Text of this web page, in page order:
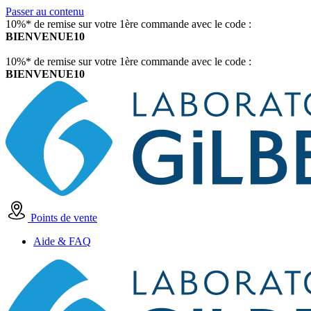
Passer au contenu
10%* de remise sur votre 1ère commande avec le code :
BIENVENUE10
10%* de remise sur votre 1ère commande avec le code :
BIENVENUE10
Points de vente
Aide & FAQ